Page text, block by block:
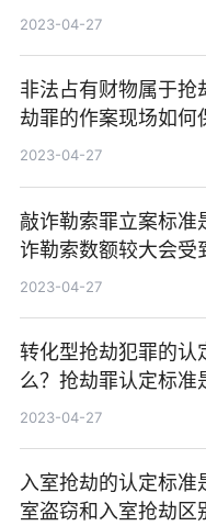
么？
2023-04-27
非法占有财物属于抢
劫罪的作案现场如何
2023-04-27
敲诈勒索罪立案标准
诈勒索数额较大会受
罚？
2023-04-27
转化型抢劫犯罪的认
么？抢劫罪认定标准
2023-04-27
入室抢劫的认定标准
室盗窃和入室抢劫区